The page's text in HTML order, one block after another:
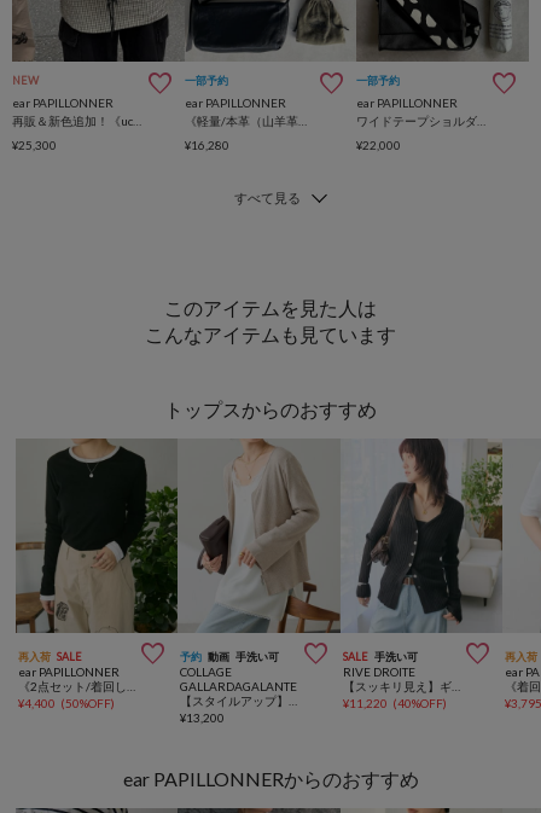
NEW
ear PAPILLONNER
¥25,300
一部予約
ear PAPILLONNER
¥16,280
一部予約
ear PAPILLONNER
¥22,000
このアイテムを見た人は
こんなアイテムも見ています
トップスからのおすすめ
再入荷 SALE 
ear PAPILLONNER
¥4,400 (50%OFF)
予約 動画 手洗い可 
COLLAGE
GALLARDAGALANTE
¥13,200
SALE 手洗い可 
RIVE DROITE
【スッキリ見え】ギマコットンシアーリブカーディガン
¥11,220 (40%OFF)
再入荷
ear
¥
ear PAPILLONNERからのおすすめ